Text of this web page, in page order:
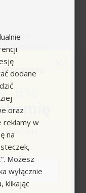
do kos
Stihl
dodane
oraz
reklamy w
na
Możesz
wyłącznie
klikając
otrzymasz
-5%